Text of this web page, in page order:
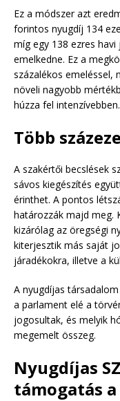
Ez a módszer azt
forintos nyugdíj 134
míg egy 138 ezres
emelkedne. Ez a
százalékos emeléssel,
növeli nagyobb
húzza fel intenzívebben.
Több
A szakértői becslések
sávos kiegészítés
érinthet. A pontos
határozzák majd meg.
kizárólag az öregségi
kiterjesztik más saját
járadékokra, illetve a
A nyugdíjas
a parlament elé a
jogosultak, és melyik
megemelt összeg.
Nyugdíjas
támogatás